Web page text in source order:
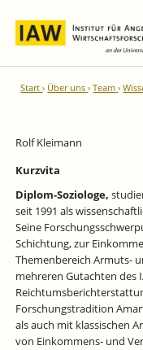
Start Über uns Team
Rolf Kleimann
Kurzvita
Diplom-Soziologe,
seit 1991 als
Seine
Schichtung, zur
Themenbereich Armuts-
mehreren Gutachten des
Forschungstradition
als auch mit klassischen
von Einkommens- und